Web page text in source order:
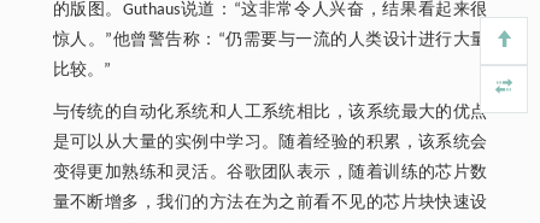
的版图。Guthaus说道：“这非常令人兴奋，结果看起来很
惊人。”他曾警告称：“仍需要与一流的人类设计进行大量
比较。”
与传统的自动化系统和人工系统相比，该系统最大的优点
是可以从大量的实例中学习。随着经验的积累，该系统会
变得更加熟练和灵活。谷歌团队表示，随着训练的芯片数
量不断增多，我们的方法在为之前看不见的芯片块快速设